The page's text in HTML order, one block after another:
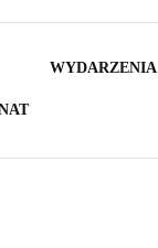
WYDARZENIA